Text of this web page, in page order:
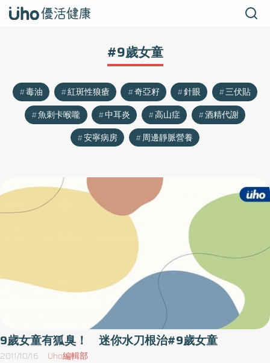
#9歲女童
毒油 紅斑性狼瘡 奇亞籽 針眼
三伏貼
魚刺卡喉嚨
中耳炎 高山症
酒精代謝
安寧病房
周邊靜脈營養
9歲女童有狐臭！ 迷你水刀根治#9歲女童
2011/10/16 Uho編輯部